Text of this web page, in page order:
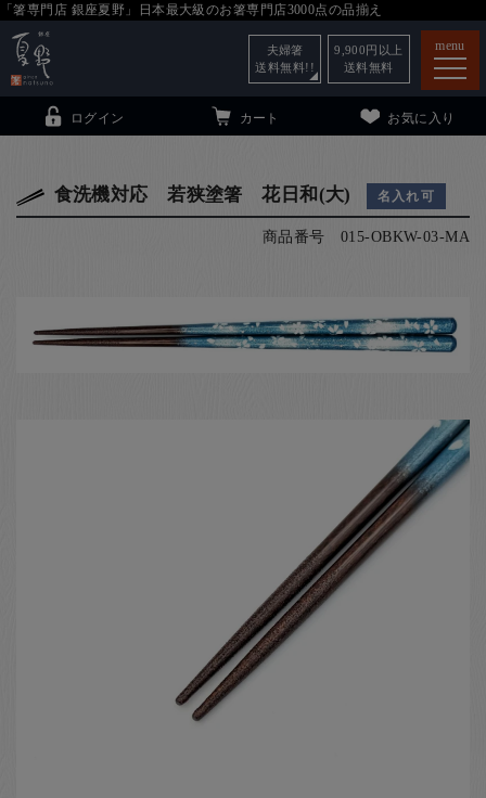
「箸専門店 銀座夏野」日本最大級のお箸専門店3000点の品揃え
menu
銀座夏野・箸長について
ログイン カート お気に入り
夫婦箸
送料無料!!
9,900 円以上
送料無料
食洗機対応 若狭塗箸 花日和(大) 名入れ可
商品番号 015-OBKW-03-MA